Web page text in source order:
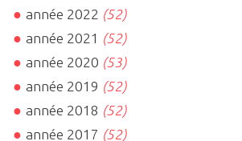
année 2022 (52)
année 2021 (52)
année 2020 (53)
année 2019 (52)
année 2018 (52)
année 2017 (52)